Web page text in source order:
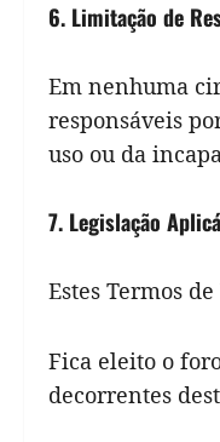
6. Limitação de
Em nenhuma
responsáveis
uso ou da
7. Legislação
Estes Termos
Fica eleito o
decorrentes